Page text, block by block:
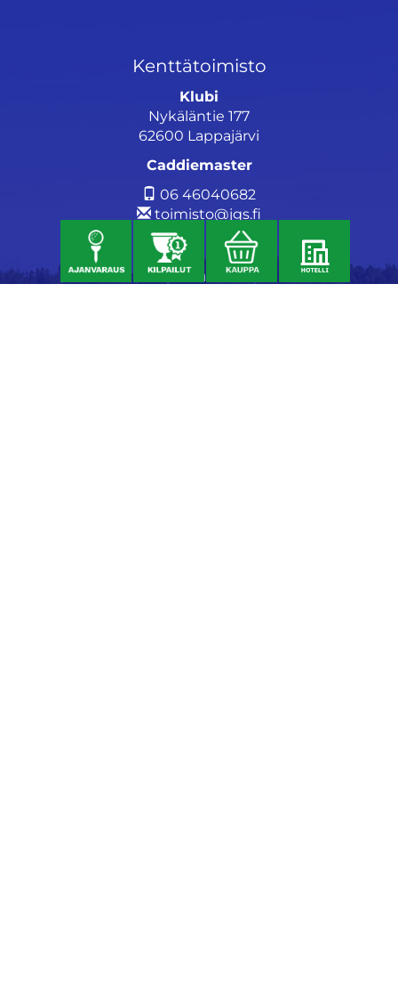
Kenttätoimisto
Klubi
Nykäläntie 177
62600 Lappajärvi
Caddiemaster
06 46040682
toimisto@jgs.fi
Ravintola